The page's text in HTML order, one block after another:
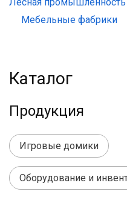
Мебельные фабрики
Каталог
Продукция
Игровые домики
Оборудование и